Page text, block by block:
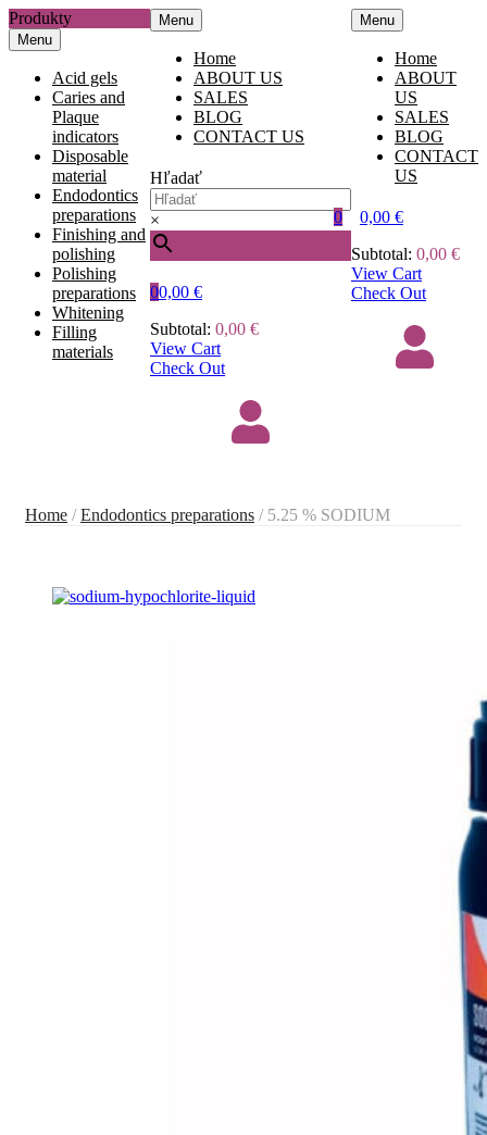
Produkty
Menu
Acid gels
Caries and
Plaque
indicators
Disposable
material
Endodontics
preparations
Finishing and
polishing
Polishing
preparations
Whitening
Filling
materials
Menu
Home
ABOUT US
SALES
BLOG
CONTACT US
Hľadať
×
00,00 €
Subtotal: 0,00 €
View Cart
Check Out
Menu
Home
ABOUT
US
SALES
BLOG
CONTACT
US
0 0,00 €
Subtotal: 0,00 €
View Cart
Check Out
Home /Endodontics preparations / 5.25 % SODIUM